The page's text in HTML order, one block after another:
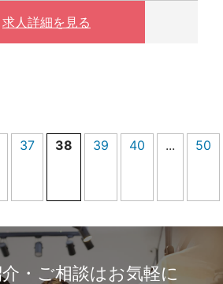
時以降は1.25倍
求人詳細を見る
37 38 39 40 ... 50
・ご相談はお気軽に